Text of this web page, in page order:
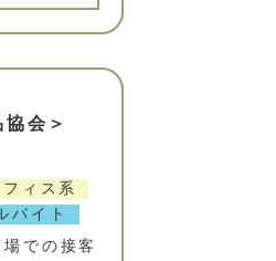
会＞
フィス系
バイト
での接客